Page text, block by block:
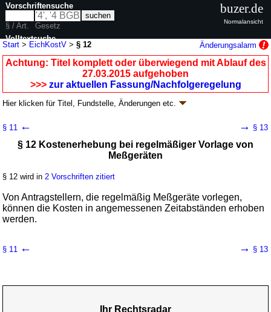
Start > EichKostV >§ 12 Änderungsalarm
Achtung: Titel komplett oder überwiegend mit Ablauf des
27.03.2015 aufgehoben
>>> zur aktuellen Fassung/Nachfolgeregelung
Hier klicken fürTitel, Fundstelle, Änderungen etc.
BGBl. I S. 330
Geltung ab 01.05.1982; FNA: 7141-6-11Zeitbestimmung, Maß- und
3 weitere Fassungen | Drucksachen / Entwurf / Begründung
Dritter Abschnitt Gemeinsame Vorschriften
§ 11 ← → § 13
§ 12 Kostenerhebung bei regelmäßiger Vorlage von
Meßgeräten
§ 12 wird in 2 Vorschriften zitiert
Von Antragstellern, die regelmäßig Meßgeräte vorlegen,
können die Kosten in angemessenen Zeitabständen erhoben
werden.
§ 11 ← → § 13
Ihr Rechtsradar
Vorschriftensuche
§ / Art.
Gesetz
Volltextsuche
nur in EichKostV
buzer.de
Normalansicht